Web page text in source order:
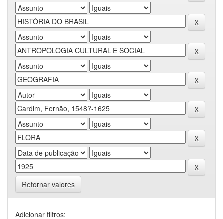
Retornar valores
Adicionar filtros: